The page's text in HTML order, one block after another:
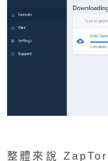
整體來說